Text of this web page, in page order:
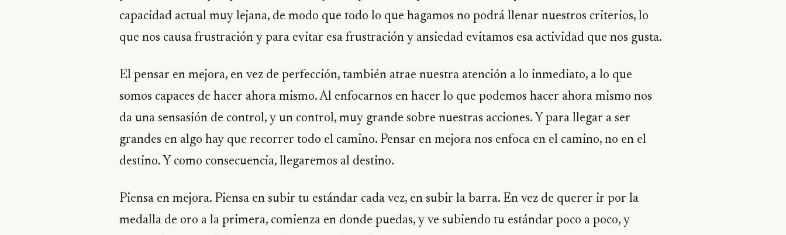
capacidad actual muy lejana, de modo que todo lo que hagamos no podrá llenar nuestros criterios, lo
que nos causa frustración y para evitar esa frustración y ansiedad evitamos esa actividad que nos gusta.
El pensar en mejora, en vez de perfección, también atrae nuestra atención a lo inmediato, a lo que
somos capaces de hacer ahora mismo. Al enfocarnos en hacer lo que podemos hacer ahora mismo nos
da una sensasión de control, y un control, muy grande sobre nuestras acciones. Y para llegar a ser
grandes en algo hay que recorrer todo el camino. Pensar en mejora nos enfoca en el camino, no en el
destino. Y como consecuencia, llegaremos al destino.
Piensa en mejora. Piensa en subir tu estándar cada vez, en subir la barra. En vez de querer ir por la
medalla de oro a la primera, comienza en donde puedas, y ve subiendo tu estándar poco a poco, y